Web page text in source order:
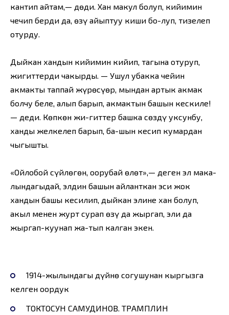
кантип айтам,— дөди. Хан макул болуп, кийимин
чечип берди да, өзү айыптуу киши бо-луп, тизелеп
отурду.
Дыйкан хандын кийимин кийип, тагына отуруп,
жигиттерди чакырды. — Ушул убакка чейин
акмакты таппай жүрөсүңөр, мындан артык акмак
болчу беле, алып барып, акмактын башын кескиле!
— деди. Көпкөн жи-гиттер башка сөздү уксунбу,
ханды желкелеп барып, ба-шын кесип кумардан
чыгышты.
«Ойлобой сүйлөгөн, оорубай өлөт»,— деген эл мака-
лындагыдай, элдин башын айланткан эси жок
хандын башы кесилип, дыйкан элине хан болуп,
акыл менен журт сурап өзү да жыргап, эли да
жыргап-куунап жа-тып калган экен.
1914-жылындагы дүйнө согушунан кыргызга
келген оордук
ТОКТОСУН САМУДИНОВ. ТРАМПЛИН